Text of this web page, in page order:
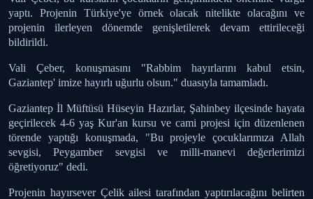
yaptı. Projenin Türkiye'ye örnek olacak nitelikte olacağını ve
projenin ilerleyen dönemde genişletilerek devam ettirileceği
bildirildi.
Vali Çeber, konuşmasını "Rabbim hayırlarını kabul etsin,
Gaziantep' imize hayırlı uğurlu olsun." duasıyla tamamladı.
Gaziantep İl Müftüsü Hüseyin Hazırlar, Şahinbey ilçesinde hayata
geçirilecek 4-6 yaş Kur'an kursu ve cami projesi için düzenlenen
törende yaptığı konuşmada, "Bu projeyle çocuklarımıza Allah
sevgisi, Peygamber sevgisi ve milli-manevi değerlerimizi
öğretiyoruz" dedi.
Projenin hayırsever Çelik ailesi tarafından yaptırılacağını belirten